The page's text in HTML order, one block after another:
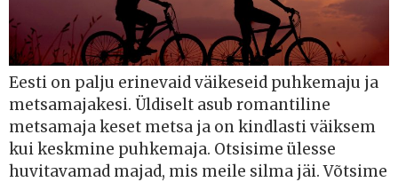
Eesti on palju erinevaid väikeseid puhkemaju ja
metsamajakesi. Üldiselt asub romantiline
metsamaja keset metsa ja on kindlasti väiksem
kui keskmine puhkemaja. Otsisime ülesse
huvitavamad majad, mis meile silma jäi. Võtsime